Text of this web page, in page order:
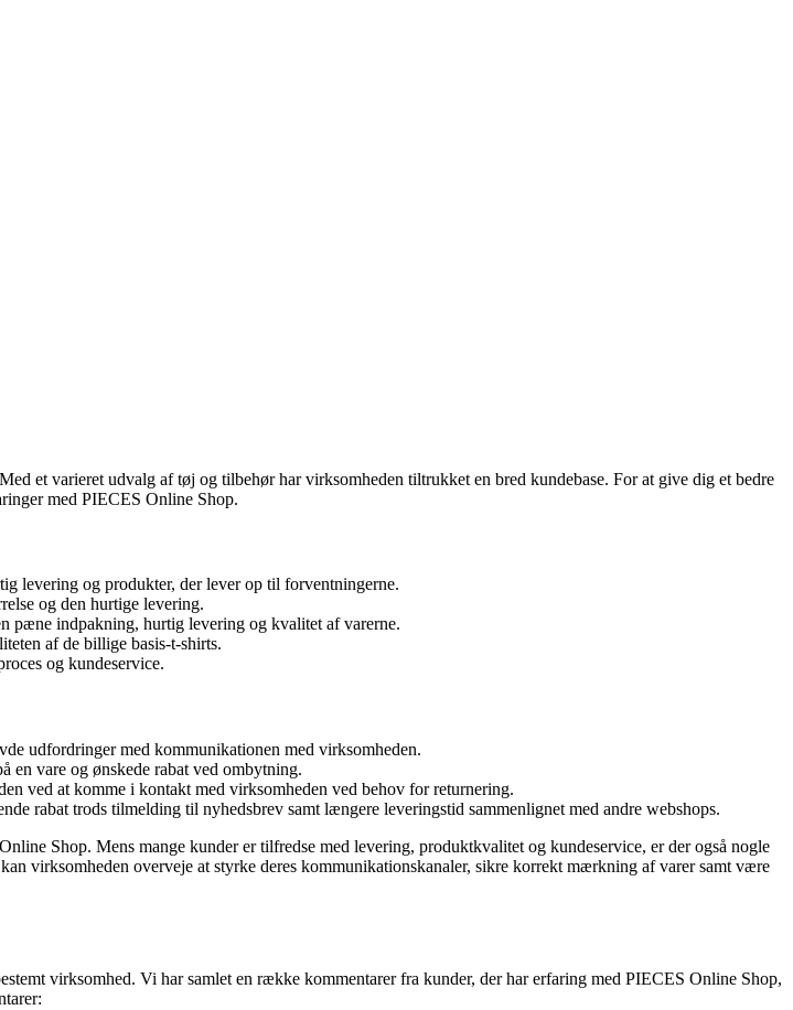
et varieret udvalg af tøj og tilbehør har virksomheden tiltrukket en bred kundebase. For at give dig et bedre
med PIECES Online Shop.
levering og produkter, der lever op til forventningerne.
og den hurtige levering.
pæne indpakning, hurtig levering og kvalitet af varerne.
af de billige basis-t-shirts.
og kundeservice.
udfordringer med kommunikationen med virksomheden.
en vare og ønskede rabat ved ombytning.
ved at komme i kontakt med virksomheden ved behov for returnering.
rabat trods tilmelding til nyhedsbrev samt længere leveringstid sammenlignet med andre webshops.
Shop. Mens mange kunder er tilfredse med levering, produktkvalitet og kundeservice, er der også nogle
virksomheden overveje at styrke deres kommunikationskanaler, sikre korrekt mærkning af varer samt være
virksomhed. Vi har samlet en række kommentarer fra kunder, der har erfaring med PIECES Online Shop,